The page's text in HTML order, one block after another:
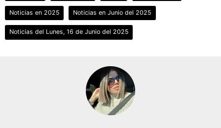
Noticias en 2025 Noticias en Junio del 2025
Noticias del Lunes, 16 de Junio del 2025